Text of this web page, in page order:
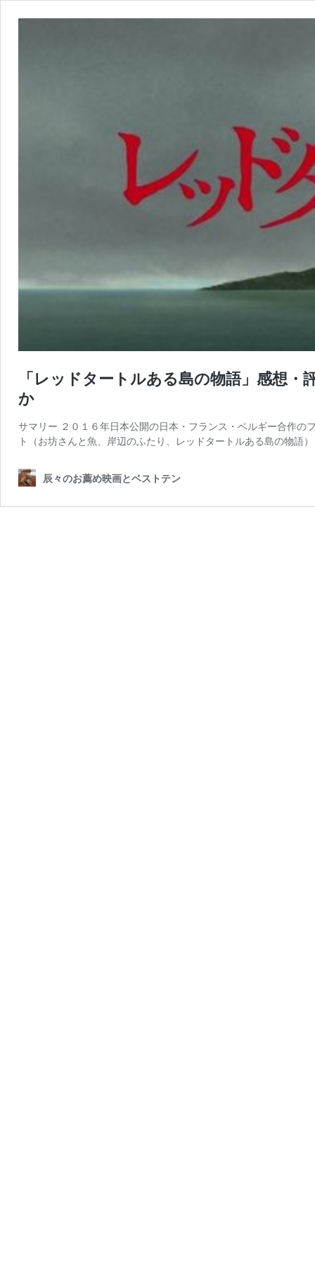
「レッドタートルある島の物語」感想
か
サマリー ２０１６年日本公開の日本・フランス・ベルギー合作
ト（お坊さんと魚、岸辺のふたり、レッドタートルある島の物
辰々のお薦め映画とベストテン